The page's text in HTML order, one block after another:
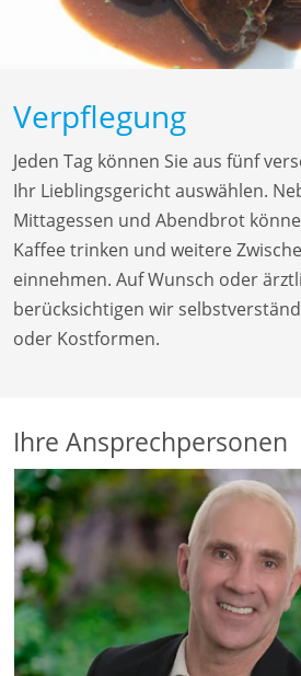
Verpflegung
Jeden Tag können Sie aus fünf
Ihr Lieblingsgericht auswählen.
Mittagessen und Abendbrot
Kaffee trinken und weitere
einnehmen. Auf Wunsch oder
berücksichtigen wir
oder Kostformen.
Ihre Ansprechpersonen